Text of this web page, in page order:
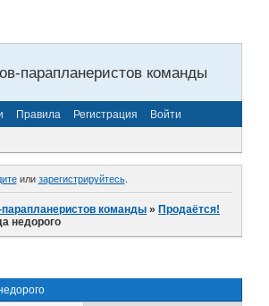
парапланеристов команды
Правила Регистрация Войти
или зарегистрируйтесь.
команды »Продаётся!
недорого